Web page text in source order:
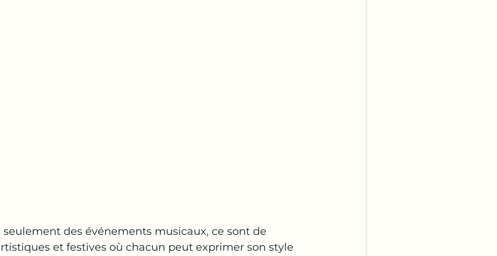
seulement des événements musicaux, ce sont de
et festives où chacun peut exprimer son style